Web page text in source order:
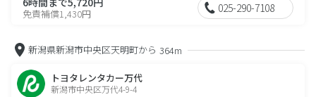
免責補償1,430円 025-290-7108
新潟県新潟市中央区天明町から 364m
トヨタレンタカー万代
新潟市中央区万代4-9-4